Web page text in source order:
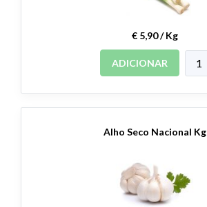
€ 5,90 / Kg
ADICIONAR
Alho Seco Nacional Kg